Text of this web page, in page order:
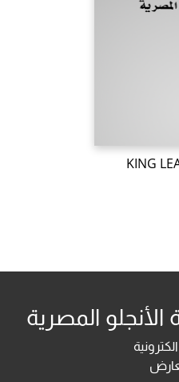
KING
الأنجلو المصرية